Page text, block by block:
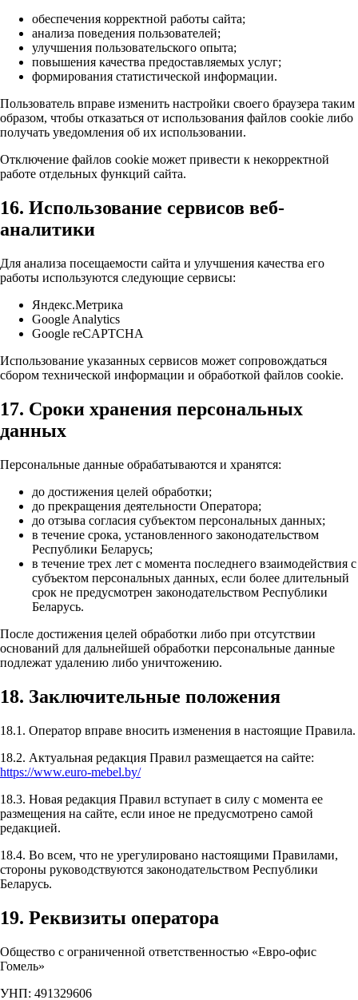
обеспечения корректной работы сайта;
анализа поведения пользователей;
улучшения пользовательского опыта;
повышения качества предоставляемых услуг;
формирования статистической информации.
Пользователь вправе изменить настройки своего браузера таким
образом, чтобы отказаться от использования файлов cookie либо
получать уведомления об их использовании.
Отключение файлов cookie может привести к некорректной
работе отдельных функций сайта.
16. Использование сервисов веб-
аналитики
Для анализа посещаемости сайта и улучшения качества его
работы используются следующие сервисы:
Яндекс.Метрика
Google Analytics
Google reCAPTCHA
Использование указанных сервисов может сопровождаться
сбором технической информации и обработкой файлов cookie.
17. Сроки хранения персональных
данных
Персональные данные обрабатываются и хранятся:
до достижения целей обработки;
до прекращения деятельности Оператора;
до отзыва согласия субъектом персональных данных;
в течение срока, установленного законодательством
Республики Беларусь;
в течение трех лет с момента последнего взаимодействия с
субъектом персональных данных, если более длительный
срок не предусмотрен законодательством Республики
Беларусь.
После достижения целей обработки либо при отсутствии
оснований для дальнейшей обработки персональные данные
подлежат удалению либо уничтожению.
18. Заключительные положения
18.1. Оператор вправе вносить изменения в настоящие Правила.
18.2. Актуальная редакция Правил размещается на сайте:
https://www.euro-mebel.by/
18.3. Новая редакция Правил вступает в силу с момента ее
размещения на сайте, если иное не предусмотрено самой
редакцией.
18.4. Во всем, что не урегулировано настоящими Правилами,
стороны руководствуются законодательством Республики
Беларусь.
19. Реквизиты оператора
Общество с ограниченной ответственностью «Евро-офис
Гомель»
УНП: 491329606